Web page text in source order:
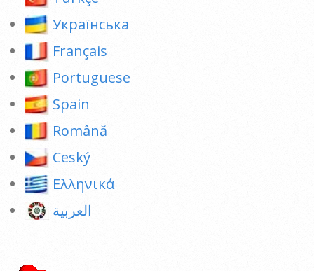
Українська
Français
Portuguese
Spain
Română
Ceský
Ελληνικά
العربية